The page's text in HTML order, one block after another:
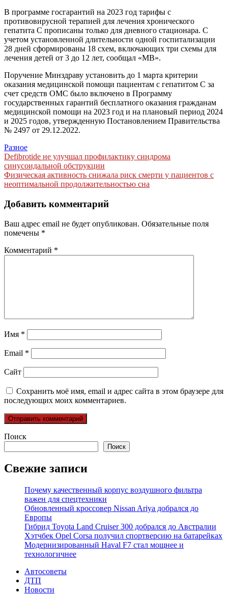
В программе госгарантий на 2023 год тарифы с
противовирусной терапией для лечения хронического
гепатита С прописаны только для дневного стационара. С
учетом установленной длительности одной госпитализации
28 дней сформированы 18 схем, включающих три схемы для
лечения детей от 3 до 12 лет, сообщал «МВ».
Поручение Минздраву установить до 1 марта критерии
оказания медицинской помощи пациентам с гепатитом С за
счет средств ОМС было включено в Программу
государственных гарантий бесплатного оказания гражданам
медицинской помощи на 2023 год и на плановый период 2024
и 2025 годов, утвержденную Постановлением Правительства
№ 2497 от 29.12.2022.
Разное
Навигация
по
записям
Defibrotide не улучшал профилактику синдрома
синусоидальной обструкции
Физическая активность снижала риск смерти у пациентов с
неоптимальной продолжительностью сна
Добавить комментарий
Ваш адрес email не будет опубликован. Обязательные поля
помечены *
Комментарий *
Имя *
Email *
Сайт
Сохранить моё имя, email и адрес сайта в этом браузере для
последующих моих комментариев.
Поиск
Поиск
Свежие записи
Почему качественный корпус воздушного фильтра
важен для спецтехники
Обновленный кроссовер Nissan Ariya добрался до
Европы
Гибрид Toyota Land Cruiser 300 добрался до Австралии
Хэтчбек Opel Corsa получил спортверсию на батарейках
Модернизированный Haval F7 стал мощнее и
технологичнее
Автосоветы
ДТП
Новости